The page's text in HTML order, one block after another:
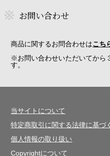
お問い合わせ
商品に関するお問合わせはこち
※お問い合わせいただいてから
す。
当サイトについて
特定商取引に関する法律に基づ
個人情報の取り扱い
Copyrightについて